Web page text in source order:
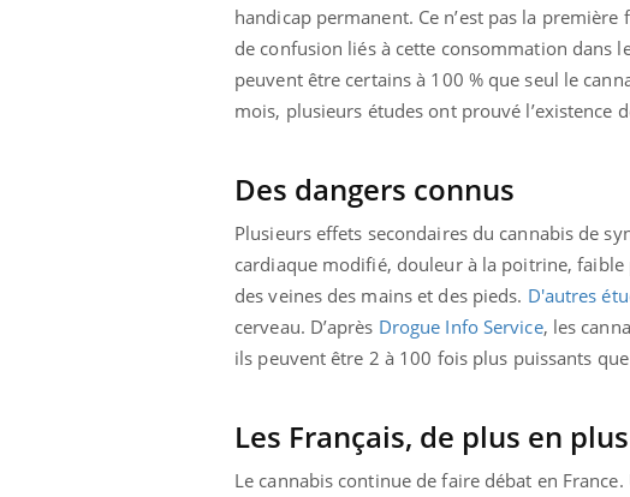
handicap permanent. Ce n’est pas la
de confusion liés à cette consommation dans
peuvent être certains à 100 % que seul le
mois, plusieurs études ont prouvé l’existence
Des dangers connus
Plusieurs effets secondaires du cannabis de
cardiaque modifié, douleur à la poitrine,
des veines des mains et des pieds. D'autres
cerveau. D’après Drogue Info Service, les
ils peuvent être 2 à 100 fois plus puissants que
Les Français, de plus en
Le cannabis continue de faire débat en